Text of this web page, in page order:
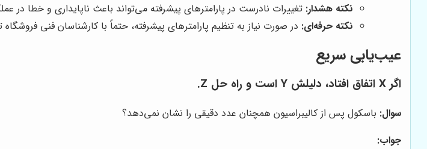
نکته هشدار: تغییرات نادرست در پارامترهای پیشرفته می‌تواند باعث ناپایداری و خطا در
نکته حرفه‌ای: در صورت نیاز به تنظیم پارامترهای پیشرفته، حتماً با کارشناسان فنی
عیب‌یابی سریع
اگر X اتفاق افتاد، دلیلش Y است و راه حل Z.
سوال: باسکول پس از کالیبراسیون همچنان عدد دقیقی را نشان نمی‌دهد؟
جواب: